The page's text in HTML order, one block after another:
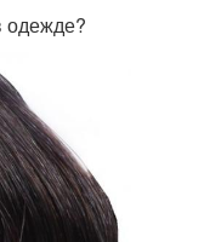
одежде?